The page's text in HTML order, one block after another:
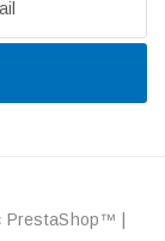
PrestaShop™